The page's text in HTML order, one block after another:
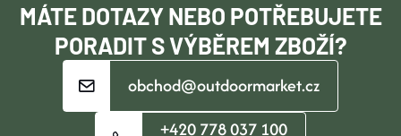
P
MÁTE DOTAZY NEBO POTŘEBUJETE
PORADIT S VÝBĚREM ZBOŽÍ?
obchod@outdoormarket.cz
+420 778 037 100